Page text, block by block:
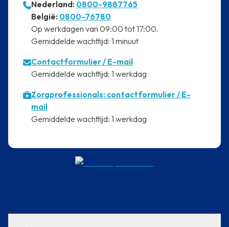
Nederland: 0800-9887765
⁠België: 0800-76780
⁠Op werkdagen van 09:00 tot 17:00.
⁠Gemiddelde wachttijd: 1 minuut
Contactformulier/ E-mail
⁠Gemiddelde wachttijd: 1 werkdag
Zorgprofessionals: contactformulier / E-
mail
⁠Gemiddelde wachttijd: 1 werkdag